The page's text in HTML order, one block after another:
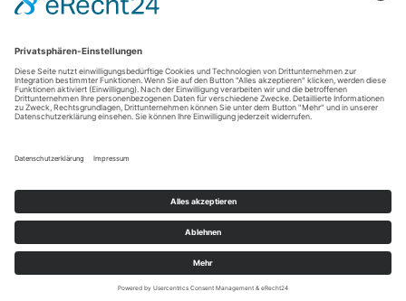
Copyright © 2011 - 2022 Nordfriesen.Info